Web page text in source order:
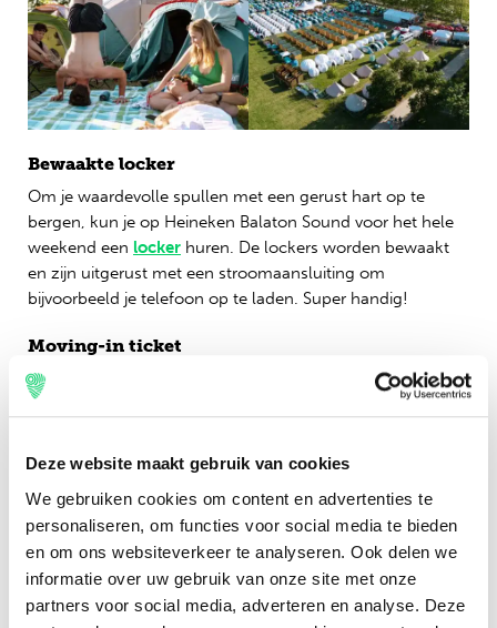
Deze website maakt gebruik van cookies
We gebruiken cookies om content en advertenties te
personaliseren, om functies voor social media te bieden
en om ons websiteverkeer te analyseren. Ook delen we
informatie over uw gebruik van onze site met onze
partners voor social media, adverteren en analyse. Deze
Bewaakte locker
Om je waardevolle spullen met een gerust hart op te
bergen, kun je op Heineken Balaton Sound voor het hele
weekend een locker huren. De lockers worden bewaakt
en zijn uitgerust met een stroomaansluiting om
bijvoorbeeld je telefoon op te laden. Super handig!
Moving-in ticket
Wil je eerder arriveren op de camping? Dan heb je een
Moving-In Ticket nodig. Hiermee kun je op 2 juli, vanaf
Moving-in Ticket voor de Basic Camping kost € 11,- , voor
Boat Parties
DeBalaton Boat Partieszijn dit jaar weer terug en de
boten vertrekken vanuit de haven van Bahart in Siófok.
Maak je klaar om midden op het Balatonmeer te feesten